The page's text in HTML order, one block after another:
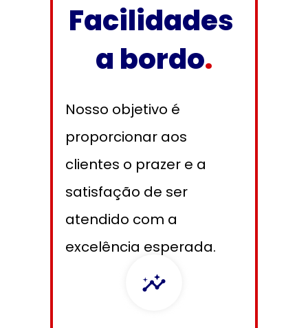
Facilidades
a bordo.
Nosso objetivo é
proporcionar aos
clientes o prazer e a
satisfação de ser
atendido com a
excelência esperada.